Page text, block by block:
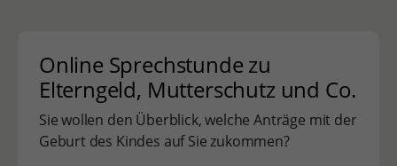
Online Sprechstunde zu
Elterngeld, Mutterschutz und Co.
Sie wollen den Überblick, welche Anträge mit der
Geburt des Kindes auf Sie zukommen?